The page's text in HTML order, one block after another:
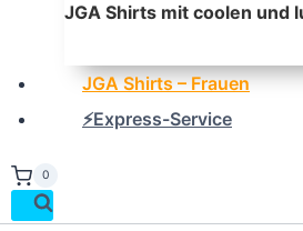
JGA Shirts mit coolen und
JGA Shirts – Frauen
⚡Express-Service
0